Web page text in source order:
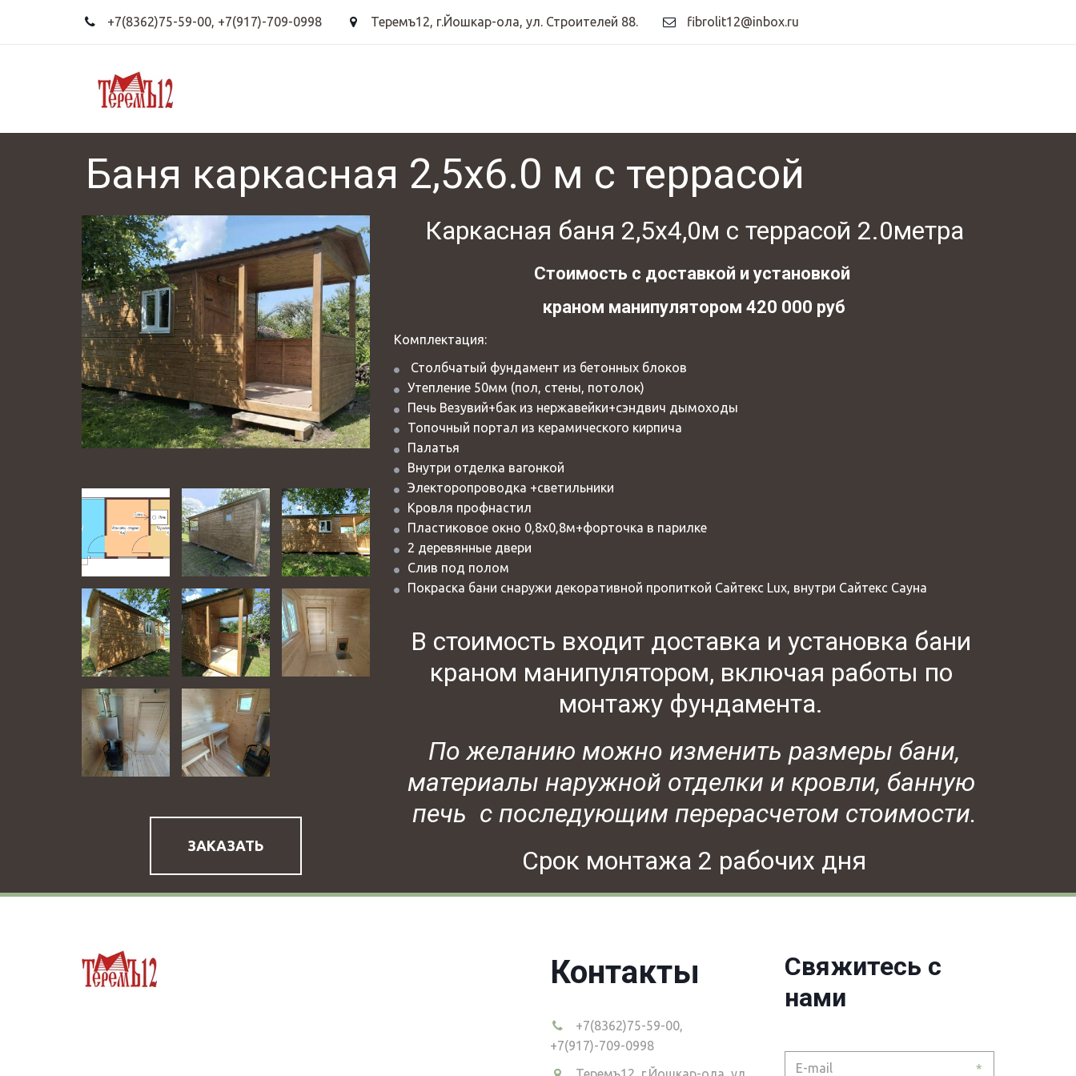
+7(8362)75-59-00, +7(917)-709-0998 Теремъ12, г.Йошкар-ола, ул. Строителей 88. fibrolit12@inbox.ru
Баня каркасная 2,5х6.0 м с террасой
ЗАКАЗАТЬ
Каркасная баня 2,5х4,0м с террасой 2.0метра
Стоимость с доставкой и установкой
краном манипулятором 420 000 руб
Комплектация:
Столбчатый фундамент из бетонных блоков
Утепление 50мм (пол, стены, потолок)
Печь Везувий+бак из нержавейки+сэндвич дымоходы
Топочный портал из керамического кирпича
Палатья
Внутри отделка вагонкой
Электоропроводка +светильники
Кровля профнастил
Пластиковое окно 0,8х0,8м+форточка в парилке
2 деревянные двери
Слив под полом
Покраска бани снаружи декоративной пропиткой Сайтекс Lux, внутри Сайтекс Сауна
В стоимость входит доставка и установка бани
краном манипулятором, включая работы по
монтажу фундамента.
По желанию можно изменить размеры бани,
материалы наружной отделки и кровли, банную
печь  с последующим перерасчетом стоимости.
Срок монтажа 2 рабочих дня
Контакты
+7(8362)75-59-00,
+7(917)-709-0998
Свяжитесь с
нами
*